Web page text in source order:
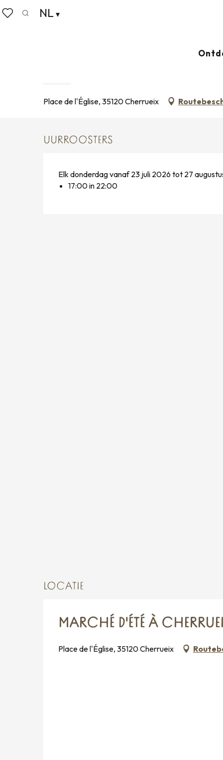
Aller
au
NL
Home
Donderdag 6 augustus van 17:00 tot 22:00 /
Place de l'Église, 35120 Cherrueix
UURROOSTERS
Elk donderdag vanaf 23 juli 2026 tot 27
17:00 in 22:00
LOCATIE
MARCHÉ D'ÉTÉ À
Place de l'Église, 35120 Cherrueix